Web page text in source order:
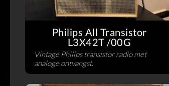
Philips All Transistor
L3X42T /00G
Vintage Philips transistor radio met
analoge ontvangst.